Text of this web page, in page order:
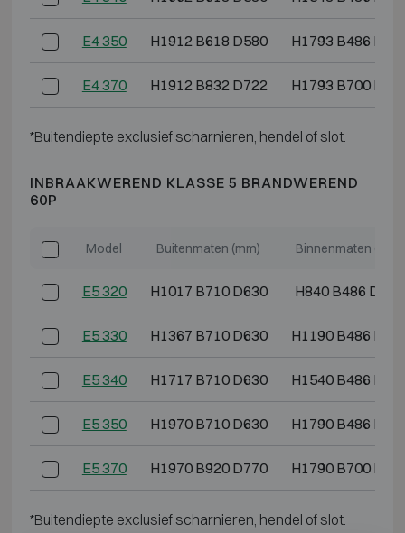
E4 350 H1912 B618 D580 H1793 B486
E4 370 H1912 B832 D722 H1793 B700
*Buitendiepte exclusief scharnieren, hendel of slot.
INBRAAKWEREND KLASSE 5 BRANDWEREND
60P
Model Buitenmaten (mm) Binnenmaten (mm)
E5 320 H1017 B710 D630 H840 B486 D364
E5 330 H1367 B710 D630 H1190 B486
E5 340 H1717 B710 D630 H1540 B486
E5 350 H1970 B710 D630 H1790 B486
E5 370 H1970 B920 D770 H1790 B700
*Buitendiepte exclusief scharnieren, hendel of slot.